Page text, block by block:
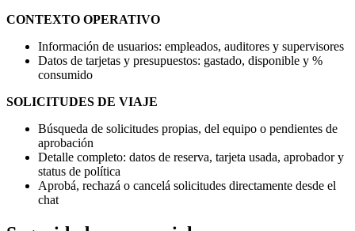
CONTEXTO OPERATIVO
Información de usuarios: empleados, auditores y supervisores
Datos de tarjetas y presupuestos: gastado, disponible y %
consumido
SOLICITUDES DE VIAJE
Búsqueda de solicitudes propias, del equipo o pendientes de
aprobación
Detalle completo: datos de reserva, tarjeta usada, aprobador y
status de política
Aprobá, rechazá o cancelá solicitudes directamente desde el
chat